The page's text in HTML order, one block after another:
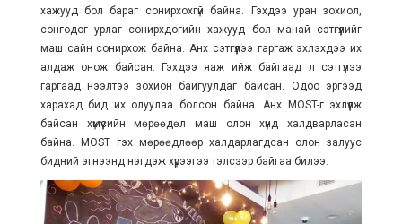
хажууд бол бараг сонирхохгүй байна. Гэхдээ уран зохиол,
сонгодог урлаг сонирхдогийн хажууд бол манай сэтгүүлийг
маш сайн сонирхож байна. Анх сэтгүүлээ гаргаж эхлэхдээ их
алдаж онож байсан. Гэхдээ яаж ийж байгаад л сэтгүүлээ
гаргаад нээлтээ зохион байгуулдаг байсан. Одоо эргээд
харахад бид их олуулаа болсон байна. Анх MOST-г эхлүүлж
байсан хүмүүсийн мөрөөдөл маш олон хүнд халдварласан
байна. MOST гэх мөрөөдлөөр халдарлагдсан олон залуус
бидний эгнээнд нэгдэж хүрээгээ тэлсээр байгаа билээ.